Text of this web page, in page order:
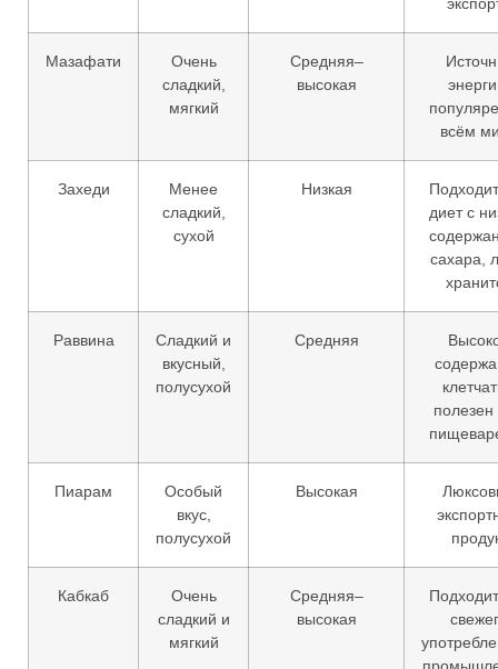
Мазафати
Очень
сладкий,
мягкий
Средняя–
высокая
всём
Захеди
Менее
сладкий,
сухой
Низкая
диет с
сахара,
Раввина
Сладкий и
вкусный,
полусухой
Средняя
полезен
Пиарам
Особый
вкус,
полусухой
Высокая
Кабкаб
Очень
сладкий и
мягкий
Средняя–
высокая